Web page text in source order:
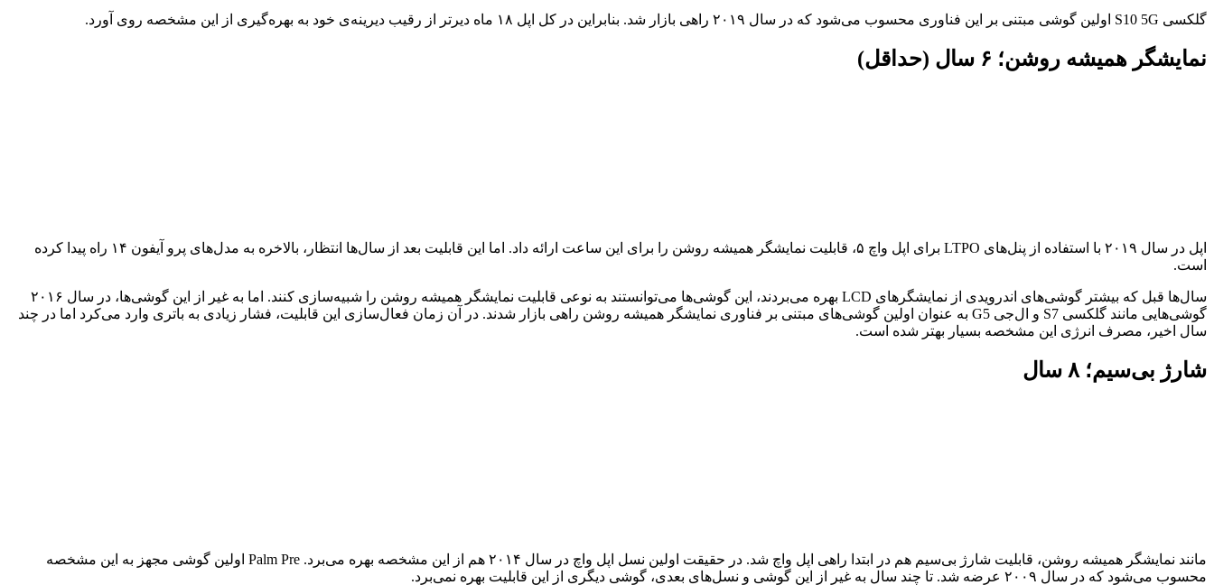
گلکسی S10 5G اولین گوشی مبتنی بر این فناوری محسوب می‌شود که در سال ۲۰۱۹ راهی بازار شد. بنابراین در کل اپل ۱۸ ماه دیرتر از رقیب دیرینه‌ی خود به بهره‌گیری از این مشخصه روی آورد.
نمایشگر همیشه روشن؛ ۶ سال (حداقل)
اپل در سال ۲۰۱۹ با استفاده از پنل‌های LTPO برای اپل واچ ۵، قابلیت نمایشگر همیشه روشن را برای این ساعت ارائه داد. اما این قابلیت بعد از سال‌ها انتظار، بالاخره به مدل‌های پرو آیفون ۱۴ راه پیدا کرده
است.
سال‌ها قبل که بیشتر گوشی‌های اندرویدی از نمایشگرهای LCD بهره می‌بردند، این گوشی‌ها می‌توانستند به نوعی قابلیت نمایشگر همیشه روشن را شبیه‌سازی کنند. اما به غیر از این گوشی‌ها، در سال ۲۰۱۶
گوشی‌هایی مانند گلکسی S7 و ال‌جی G5 به عنوان اولین گوشی‌های مبتنی بر فناوری نمایشگر همیشه روشن راهی بازار شدند. در آن زمان فعال‌سازی این قابلیت، فشار زیادی به باتری وارد می‌کرد اما در چند
سال اخیر، مصرف انرژی این مشخصه بسیار بهتر شده است.
شارژ بی‌سیم؛ ۸ سال
مانند نمایشگر همیشه روشن، قابلیت شارژ بی‌سیم هم در ابتدا راهی اپل واچ شد. در حقیقت اولین نسل اپل واچ در سال ۲۰۱۴ هم از این مشخصه بهره می‌برد. Palm Pre اولین گوشی مجهز به این مشخصه
محسوب می‌شود که در سال ۲۰۰۹ عرضه شد. تا چند سال به غیر از این گوشی و نسل‌های بعدی، گوشی دیگری از این قابلیت بهره نمی‌برد.